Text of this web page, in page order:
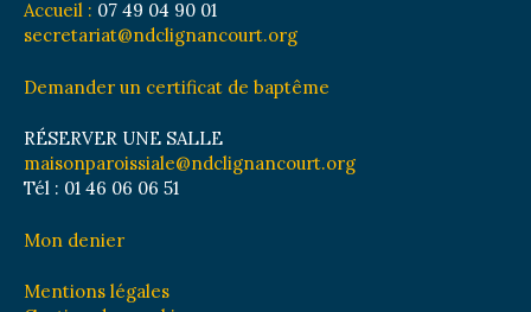
Accueil : 07 49 04 90 01
secretariat@ndclignancourt.org
Demander un certificat de baptême
RÉSERVER UNE SALLE
maisonparoissiale@ndclignancourt.org
Tél : 01 46 06 06 51
Mon denier
Mentions légales